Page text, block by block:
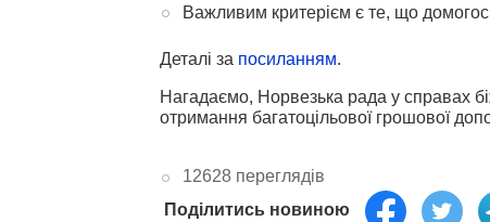
Важливим критерієм є те, що
Деталі за посиланням.
Нагадаємо, Норвезька рада у справах
отримання багатоцільової грошової
12628 переглядів
Поділитись новиною